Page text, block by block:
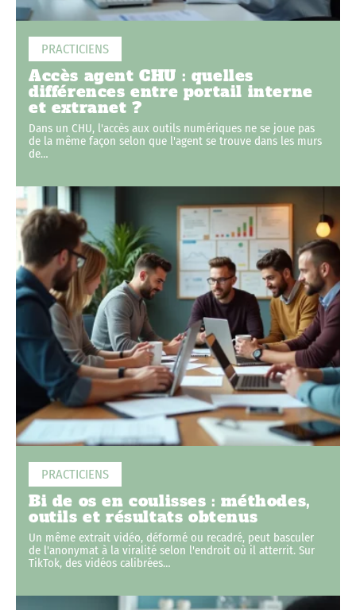
PRACTICIENS
Accès agent CHU : quelles
différences entre portail interne
et extranet ?
Dans un CHU, l'accès aux outils numériques ne se joue pas
de la même façon selon que l'agent se trouve dans les murs
de…
PRACTICIENS
Bi de os en coulisses : méthodes,
outils et résultats obtenus
Un même extrait vidéo, déformé ou recadré, peut basculer
de l'anonymat à la viralité selon l'endroit où il atterrit. Sur
TikTok, des vidéos calibrées…